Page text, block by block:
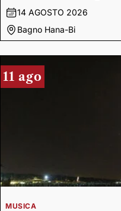
14 AGOSTO 2026
Bagno Hana-Bi
11 ago
MUSICA